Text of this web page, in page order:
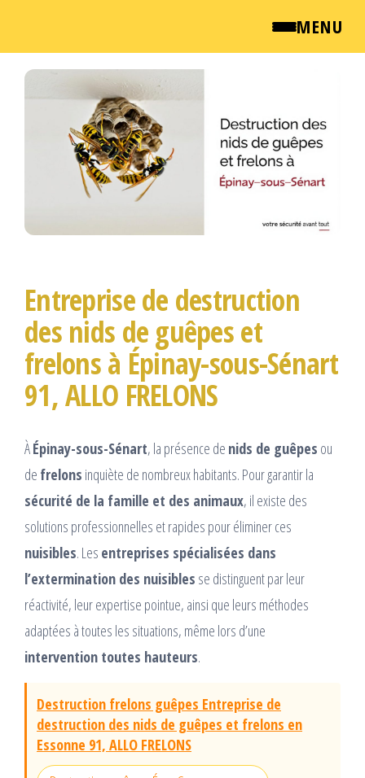
MENU
QUI SOMMES NOUS ?
NEWSROOM
Passer
Entreprise de destruction
des nids de guêpes et
frelons à Épinay-sous-Sénart
91, ALLO FRELONS
ÀÉpinay-sous-Sénart, la présence de nids de guêpes ou
de frelons inquiète de nombreux habitants. Pour garantir la
sécurité de la famille et des animaux, il existe des
solutions professionnelles et rapides pour éliminer ces
nuisibles. Les entreprises spécialisées dans
l’extermination des nuisibles se distinguent par leur
réactivité, leur expertise pointue, ainsi que leurs méthodes
adaptées à toutes les situations, même lors d’une
intervention toutes hauteurs.
Destruction frelons guêpes Entreprise de
destruction des nids de guêpes et frelons en
Essonne 91, ALLO FRELONS